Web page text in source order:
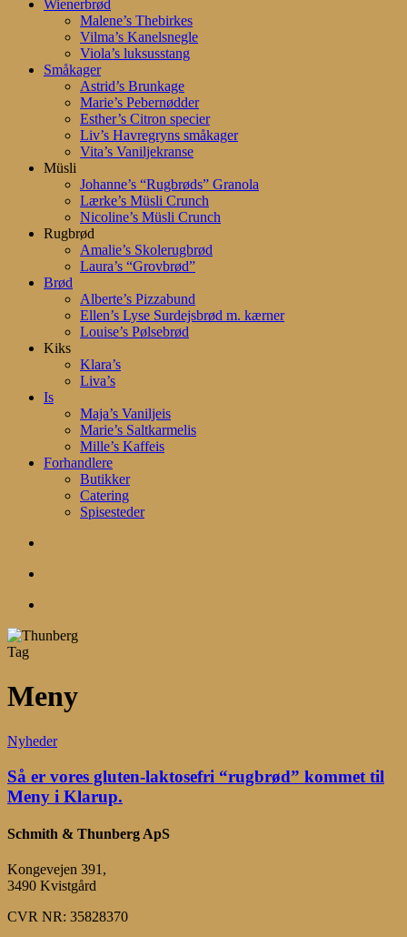
Wienerbrød
Malene’s Thebirkes
Vilma’s Kanelsnegle
Viola’s luksusstang
Småkager
Astrid’s Brunkage
Marie’s Pebernødder
Esther’s Citron specier
Liv’s Havregryns småkager
Vita’s Vaniljekranse
Müsli
Johanne’s “Rugbrøds” Granola
Lærke’s Müsli Crunch
Nicoline’s Müsli Crunch
Rugbrød
Amalie’s Skolerugbrød
Laura’s “Grovbrød”
Brød
Alberte’s Pizzabund
Ellen’s Lyse Surdejsbrød m. kærner
Louise’s Pølsebrød
Kiks
Klara’s
Liva’s
Is
Maja’s Vaniljeis
Marie’s Saltkarmelis
Mille’s Kaffeis
Forhandlere
Butikker
Catering
Spisesteder
Tag
Meny
Så
vores
gluten-
laktosefri
kommet
Meny
i
Nyheder
Så er vores gluten-laktosefri “rugbrød” kommet til
Meny i Klarup.
Schmith & Thunberg ApS
Kongevejen 391,
3490 Kvistgård
CVR NR: 35828370